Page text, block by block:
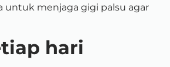
untuk menjaga gigi palsu agar
hari